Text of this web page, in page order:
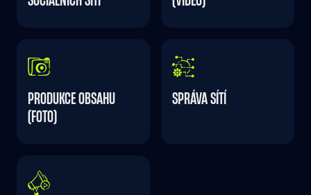
PRODUKCE OBSAHU
(FOTO)
SPRÁVA SÍTÍ